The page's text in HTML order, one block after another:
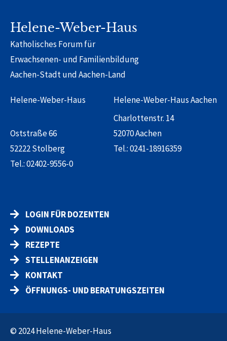
Helene-Weber-Haus
Katholisches Forum für
Erwachsenen- und Familienbildung
Aachen-Stadt und Aachen-Land
Helene-Weber-Haus
Oststraße 66
52222 Stolberg
Tel.:02402-9556-0
Helene-Weber-Haus Aachen
Charlottenstr. 14
52070 Aachen
Tel.:0241-18916359
LOGIN FÜR DOZENTEN
DOWNLOADS
REZEPTE
STELLENANZEIGEN
KONTAKT
ÖFFNUNGS- UND BERATUNGSZEITEN
© 2024 Helene-Weber-Haus